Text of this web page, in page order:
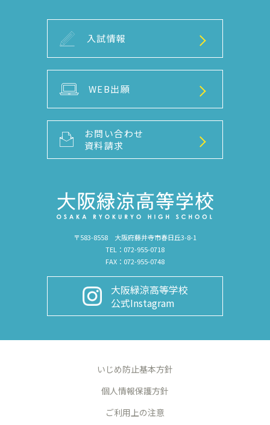
〒583-8558 大阪府藤井寺市春日丘3-8-1
TEL：072-955-0718
FAX：072-955-0748
大阪緑涼高等学校
公式Instagram
入試情報
WEB出願
お問い合わせ
資料請求
いじめ防止基本方針
個人情報保護方針
ご利用上の注意